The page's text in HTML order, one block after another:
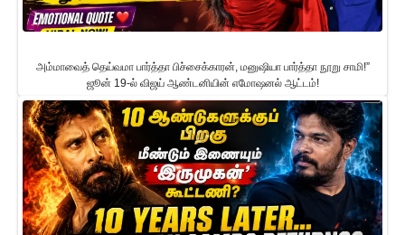
அம்மாவைத் தெய்வமா பார்த்தா பிச்சைக்காரன், மனுஷியா பார்த்தா நூறு சாமி!”
ஜூன் 19-ல் விஜய் ஆண்டனியின் எமோஷனல் ஆட்டம்!